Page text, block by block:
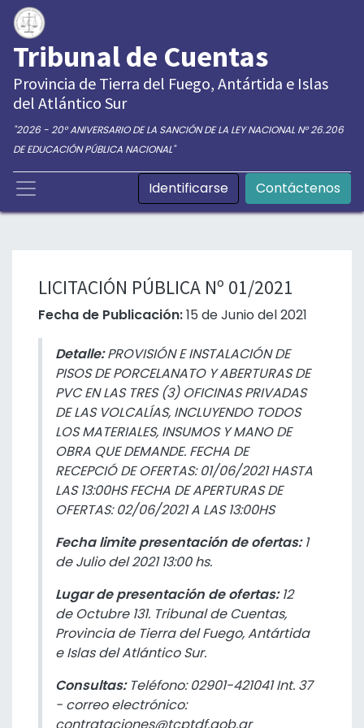
Tribunal de Cuentas
Provincia de Tierra del Fuego, Antártida e Islas
del Atlántico Sur
"2026 - 20° ANIVERSARIO DE LA SANCIÓN DE LA LEY NACIONAL N° 26.206
DE EDUCACIÓN PÚBLICA NACIONAL"
Identificarse Contáctenos
LICITACIÓN PÚBLICA Nº 01/2021
Fecha de Publicación:15 de Junio del 2021
Detalle:PROVISIÓN E INSTALACIÓN DE
PISOS DE PORCELANATO Y ABERTURAS DE
PVC EN LAS TRES (3) OFICINAS PRIVADAS
DE LAS VOLCALÍAS, INCLUYENDO TODOS
LOS MATERIALES, INSUMOS Y MANO DE
OBRA QUE DEMANDE. FECHA DE
RECEPCIÓ DE OFERTAS: 01/06/2021 HASTA
LAS 13:00HS FECHA DE APERTURAS DE
OFERTAS: 02/06/2021 A LAS 13:00HS
Fecha limite presentación de ofertas:1
de Julio del 2021 13:00 hs.
Lugar de presentación de ofertas:12
de Octubre 131. Tribunal de Cuentas,
Provincia de Tierra del Fuego, Antártida
e Islas del Atlántico Sur.
Consultas: Teléfono: 02901-421041 Int. 37
- correo electrónico: